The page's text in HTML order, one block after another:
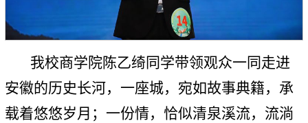
我校商学院陈乙绮同学带领观众一同走进
安徽的历史长河，一座城，宛如故事典籍，承
载着悠悠岁月；一份情，恰似清泉溪流，流淌